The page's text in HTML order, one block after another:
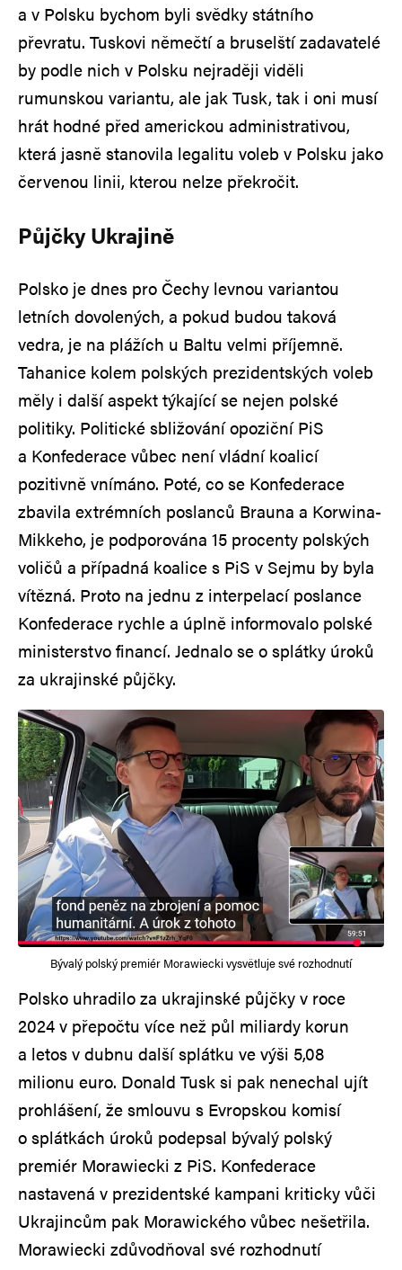
a v Polsku bychom byli svědky státního
převratu. Tuskovi němečtí a bruselští zadavatelé
by podle nich v Polsku nejraději viděli
rumunskou variantu, ale jak Tusk, tak i oni musí
hrát hodné před americkou administrativou,
která jasně stanovila legalitu voleb v Polsku jako
červenou linii, kterou nelze překročit.
Půjčky Ukrajině
Polsko je dnes pro Čechy levnou variantou
letních dovolených, a pokud budou taková
vedra, je na plážích u Baltu velmi příjemně.
Tahanice kolem polských prezidentských voleb
měly i další aspekt týkající se nejen polské
politiky. Politické sbližování opoziční PiS
a Konfederace vůbec není vládní koalicí
pozitivně vnímáno. Poté, co se Konfederace
zbavila extrémních poslanců Brauna a Korwina-
Mikkeho, je podporována 15 procenty polských
voličů a případná koalice s PiS v Sejmu by byla
vítězná. Proto na jednu z interpelací poslance
Konfederace rychle a úplně informovalo polské
ministerstvo financí. Jednalo se o splátky úroků
za ukrajinské půjčky.
Bývalý polský premiér Morawiecki vysvětluje své rozhodnutí
Polsko uhradilo za ukrajinské půjčky v roce
2024 v přepočtu více než půl miliardy korun
a letos v dubnu další splátku ve výši 5,08
milionu euro. Donald Tusk si pak nenechal ujít
prohlášení, že smlouvu s Evropskou komisí
o splátkách úroků podepsal bývalý polský
premiér Morawiecki z PiS. Konfederace
nastavená v prezidentské kampani kriticky vůči
Ukrajincům pak Morawického vůbec nešetřila.
Morawiecki zdůvodňoval své rozhodnutí